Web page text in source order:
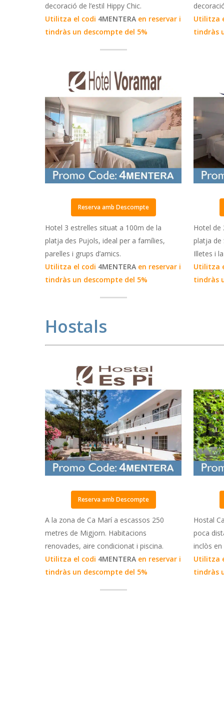
decoració de l’estil Hippy Chic.
Utilitza el codi 4MENTERA en reservar i
tindràs un descompte del 5%
Utilitza
tindràs
Reserva amb Descompte
Hotel 3 estrelles situat a 100m de la
platja des Pujols, ideal per a famílies,
parelles i grups d’amics.
Utilitza el codi 4MENTERA en reservar i
tindràs un descompte del 5%
Hotel de
platja de
Illetes i
Utilitza
tindràs
Hostals
Reserva amb Descompte
A la zona de Ca Marí a escassos 250
metres de Migjorn. Habitacions
renovades, aire condicionat i piscina.
Utilitza el codi 4MENTERA en reservar i
tindràs un descompte del 5%
Hostal
poca
inclòs en
Utilitza
tindràs